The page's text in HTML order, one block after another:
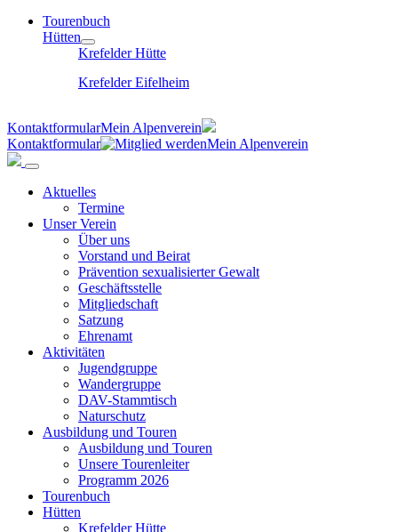
Tourenbuch
Hütten
Krefelder Hütte
Krefelder Eifelheim
KontaktformularMein Alpenverein
Kontaktformular
Mein Alpenverein
Aktuelles
Termine
Unser Verein
Über uns
Vorstand und Beirat
Prävention sexualisierter Gewalt
Geschäftsstelle
Mitgliedschaft
Satzung
Ehrenamt
Aktivitäten
Jugendgruppe
Wandergruppe
DAV-Stammtisch
Naturschutz
Ausbildung und Touren
Ausbildung und Touren
Unsere Tourenleiter
Programm 2026
Tourenbuch
Hütten
Krefelder Hütte